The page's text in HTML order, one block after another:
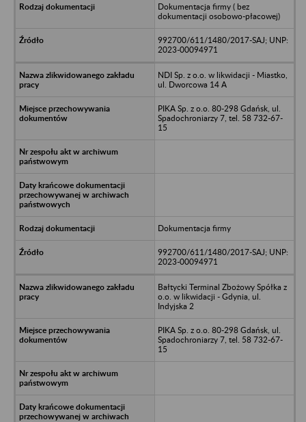
Dokumentacja firmy ( bez
dokumentacji osobowo-płacowej)
992700/611/1480/2017-SAJ; UNP:
2023-00094971
NDI Sp. z o.o. w likwidacji - Miastko,
ul. Dworcowa 14 A
PIKA Sp. z o.o. 80-298 Gdańsk, ul.
Spadochroniarzy 7, tel. 58 732-67-
15
Dokumentacja firmy
992700/611/1480/2017-SAJ; UNP:
2023-00094971
Bałtycki Terminal Zbożowy Spółka z
o.o. w likwidacji - Gdynia, ul.
Indyjska 2
PIKA Sp. z o.o. 80-298 Gdańsk, ul.
Spadochroniarzy 7, tel. 58 732-67-
15